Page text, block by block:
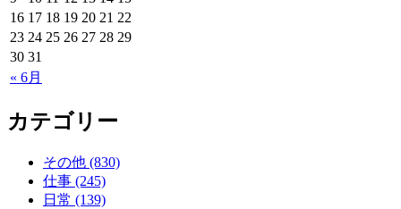
« 6月
16 17 18 19 20 21 22
23 24 25 26 27 28 29
30 31
カテゴリー
その他 (830)
仕事 (245)
日常 (139)